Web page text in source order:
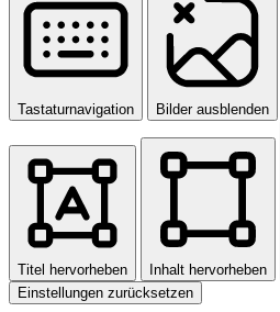
Tastaturnavigation Bilder ausblenden
Titel hervorheben Inhalt hervorheben
Einstellungen zurücksetzen